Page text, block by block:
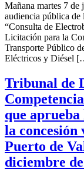
Mañana martes 7 de
audiencia pública
“Consulta de
Licitación para la
Transporte Público
Eléctricos y Diésel
Tribunal de
que
la concesión
Puerto de
diciembre